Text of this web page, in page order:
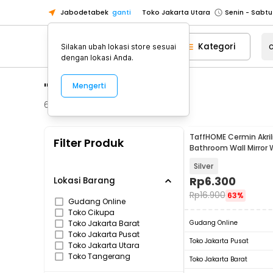
Jabodetabek ganti Toko Jakarta Utara
Toko Tangerang
Toko Cikupa
Pick n Go Jakarta Barat
Senin -
Toko Jakarta Barat
Senin -
Toko Tangerang
Kategori
"cermin aktilik"
61
Filter Produk
Lokasi Barang
Gudang Online
Toko Cikupa
Toko Jakarta Barat
Toko Jakarta Pusat
Toko Jakarta Utara
Toko Tangerang
TaffHOME Cermin
Bathroom Wall Mirror
Silver
Rp6.300
Rp16.900 63%
Gudang Online
Toko Jakarta Pusat
Toko Jakarta Barat
Silakan ubah lokasi store sesuai
dengan lokasi Anda.
Mengerti